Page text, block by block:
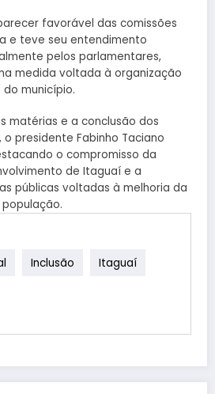
favorável das comissões
e teve seu entendimento
pelos parlamentares,
medida voltada à organização
município.
matérias e a conclusão dos
presidente Fabinho Taciano
o compromisso da
de Itaguaí e a
públicas voltadas à melhoria da
Inclusão Itaguaí